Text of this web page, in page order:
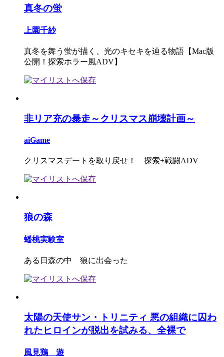
真冬の蛍
上園千紗
真冬を舞う蛍が描く、光のキセキを辿る物語【Mac版
公開！探索ホラー風ADV】
非リア充の暴走～クリスマス崩壊計画～
aiGame
クリスマスデートを取り戻せ！ 探索+戦闘ADV
狼の森
蟠桃実験室
ある日森の中 狼に出会った
太陽の天使サン・トリニティ 悪の組織に囚わ
れたヒロインが脱出を試みる、全裸で
風見鶏 遊